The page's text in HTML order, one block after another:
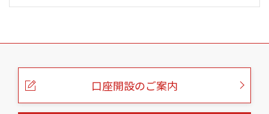
こ
口座開設のご案内